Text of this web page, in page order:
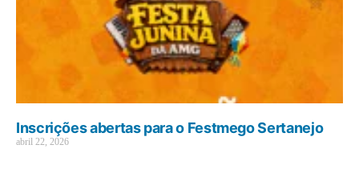
Inscrições abertas para o Festmego Sertanejo
abril 22, 2026